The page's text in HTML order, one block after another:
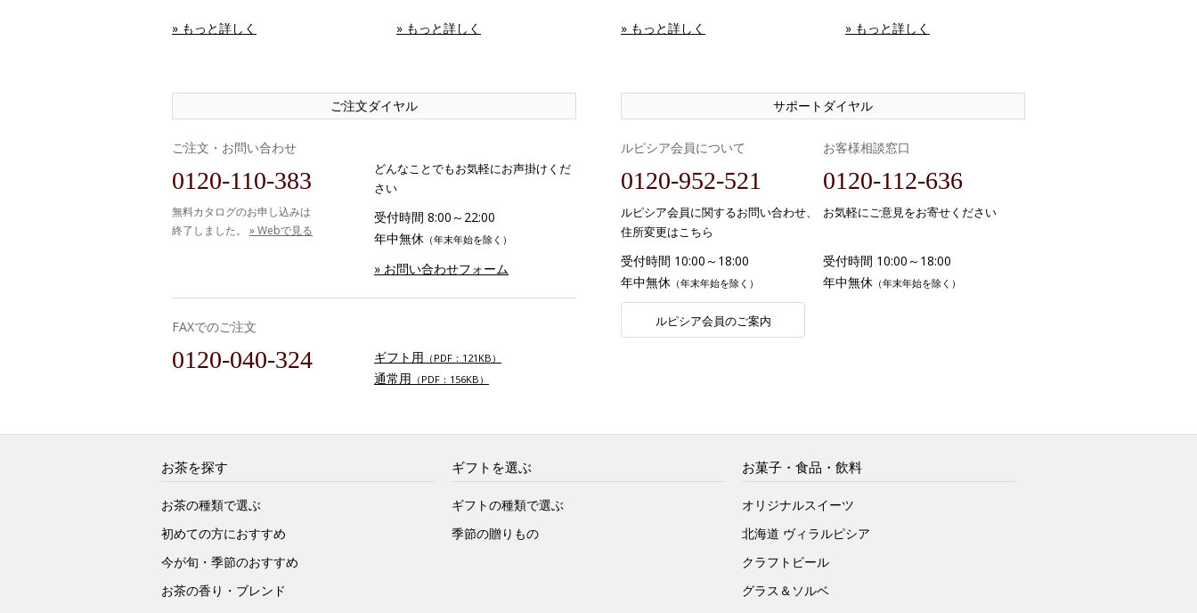
» もっと詳しく » もっと詳しく » もっと詳しく » もっと詳しく
ご注文ダイヤル
ご注文・お問い合わせ
0120-110-383
無料カタログのお申し込みは
終了しました。 » Webで見る
どんなことでもお気軽にお声掛けくだ
さい
受付時間 8:00～22:00
年中無休 （年末年始を除く）
» お問い合わせフォーム
FAXでのご注文
0120-040-324 ギフト用 （PDF：121KB）
通常用 （PDF：156KB）
サポートダイヤル
ルピシア会員について
0120-952-521
ルピシア会員に関するお問い合わせ、
住所変更はこちら
受付時間 10:00～18:00
年中無休 （年末年始を除く）
ルピシア会員のご案内
お客様相談窓口
0120-112-636
お気軽にご意見をお寄せください
受付時間 10:00～18:00
年中無休 （年末年始を除く）
お茶を探す
お茶の種類で選ぶ
初めての方におすすめ
今が旬・季節のおすすめ
お茶の香り・ブレンド
ギフトを選ぶ
ギフトの種類で選ぶ
季節の贈りもの
お菓子・食品・飲料
オリジナルスイーツ
北海道 ヴィラルピシア
クラフトビール
グラス＆ソルベ